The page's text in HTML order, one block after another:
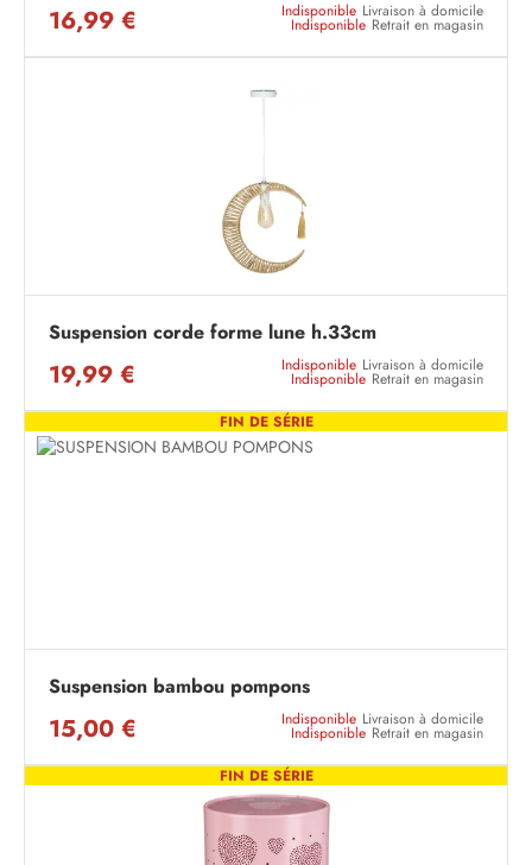
16,99 € Indisponible Livraison à domicile
Indisponible Retrait en magasin
Suspension corde forme lune h.33cm
19,99 € Indisponible Livraison à domicile
Indisponible Retrait en magasin
FIN DE SÉRIE
Suspension bambou pompons
15,00 € Indisponible Livraison à domicile
Indisponible Retrait en magasin
FIN DE SÉRIE